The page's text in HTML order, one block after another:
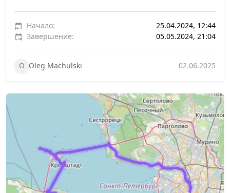
Начало:
25.04.2024, 12:44
Завершение:
05.05.2024, 21:04
O Oleg Machulski 02.06.2025